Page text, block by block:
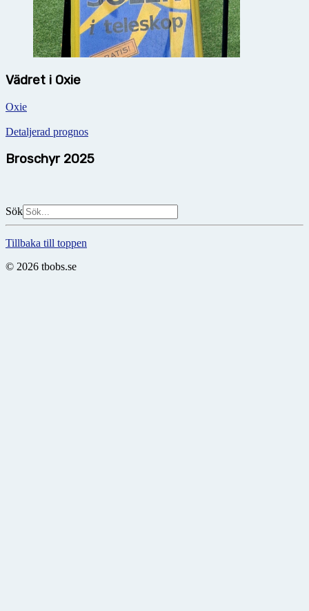
Vädret i Oxie
Oxie
Detaljerad prognos
Broschyr 2025
Sök
Tillbaka till toppen
© 2026 tbobs.se